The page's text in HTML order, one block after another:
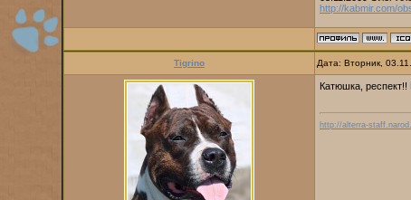
http://kabmir.com/
Tigrino Дата: Вторник,
Катюшка,
http://alterra-